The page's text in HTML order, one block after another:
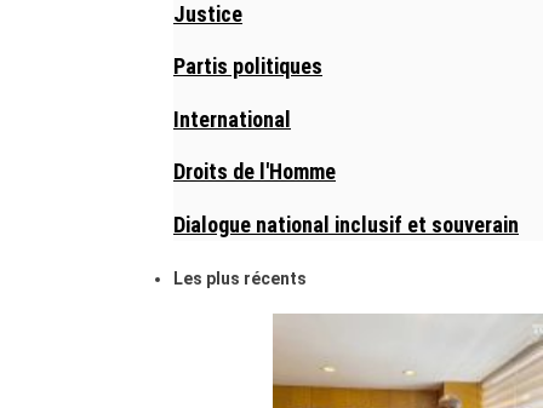
Justice
Partis politiques
International
Droits de l'Homme
Dialogue national inclusif et souverain
Les plus récents